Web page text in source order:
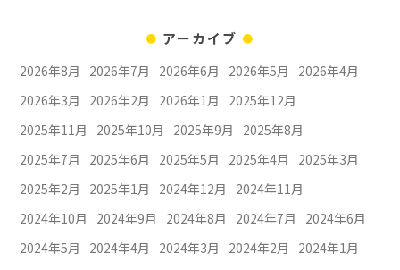
アーカイブ
2026年8月 2026年7月 2026年6月 2026年5月
2026年4月
2026年3月
2026年2月 2026年1月
2025年12月
2025年11月
2025年10月 2025年9月
2025年8月
2025年7月
2025年6月 2025年5月 2025年4月
2025年3月
2025年2月
2025年1月 2024年12月
2024年11月
2024年10月
2024年9月 2024年8月 2024年7月
2024年6月
2024年5月
2024年4月 2024年3月 2024年2月
2024年1月